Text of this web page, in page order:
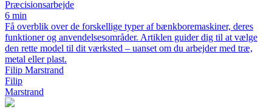
Præcisionsarbejde
6 min
Få overblik over de forskellige typer af bænkboremaskiner, deres
funktioner og anvendelsesområder. Artiklen guider dig til at vælge
den rette model til dit værksted – uanset om du arbejder med træ,
metal eller plast.
Filip Marstrand
Filip
Marstrand